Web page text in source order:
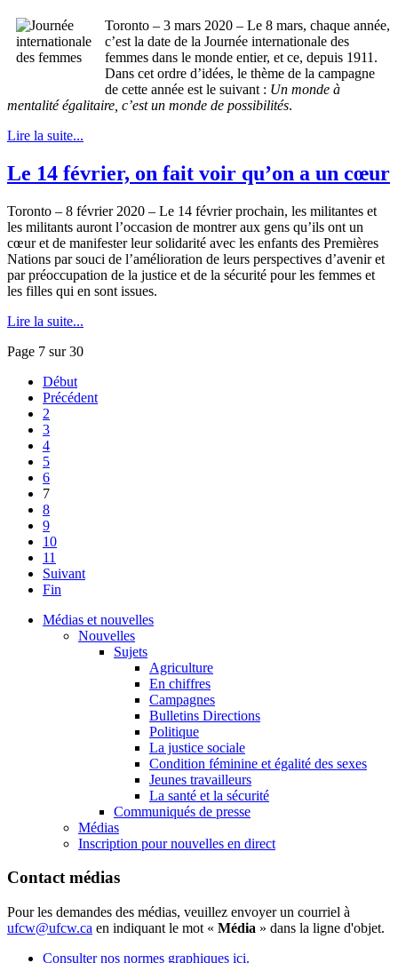
Toronto – 3 mars 2020 – Le 8 mars, chaque année,
c’est la date de la Journée internationale des
femmes dans le monde entier, et ce, depuis 1911.
Dans cet ordre d’idées, le thème de la campagne
de cette année est le suivant : Un monde à
mentalité égalitaire, c’est un monde de possibilités.
Lire la suite...
Le 14 février, on fait voir qu’on a un cœur
Toronto – 8 février 2020 – Le 14 février prochain, les militantes et
les militants auront l’occasion de montrer aux gens qu’ils ont un
cœur et de manifester leur solidarité avec les enfants des Premières
Nations par souci de l’amélioration de leurs perspectives d’avenir et
par préoccupation de la justice et de la sécurité pour les femmes et
les filles qui en sont issues.
Lire la suite...
Page 7 sur 30
Début
Précédent
2
3
4
5
6
7
8
9
10
11
Suivant
Fin
Médias et nouvelles
Nouvelles
Sujets
Agriculture
En chiffres
Campagnes
Bulletins Directions
Politique
La justice sociale
Condition féminine et égalité des sexes
Jeunes travailleurs
La santé et la sécurité
Communiqués de presse
Médias
Inscription pour nouvelles en direct
Contact médias
Pour les demandes des médias, veuillez envoyer un courriel à
ufcw@ufcw.ca en indiquant le mot « Média » dans la ligne d'objet.
Consulter nos normes graphiques ici.